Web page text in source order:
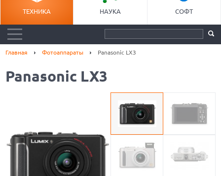
ТЕХНИКА НАУКА СОФТ
Главная Фотоаппараты Panasonic LX3
Panasonic LX3